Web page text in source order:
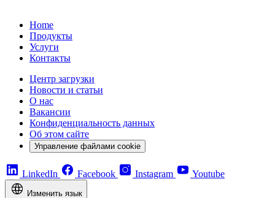
Home
Продукты
Услуги
Контакты
Центр загрузки
Новости и статьи
О нас
Вакансии
Конфиденциальность данных
Об этом сайте
Управление файлами cookie
LinkedIn Facebook Instagram Youtube
Изменить язык